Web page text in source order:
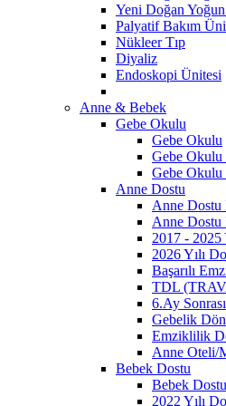
Yeni Doğan
Palyatif Bakım
Nükleer Tıp
Diyaliz
Endoskopi Ünitesi
Anne & Bebek
Gebe Okulu
Gebe Okulu
Gebe Okulu
Gebe Okulu
Anne Dostu
Anne Dostu
Anne Dostu
2017 - 2025
2026 Yılı
Başarılı
TDL
6.Ay
Gebelik
Emziklilik
Anne Oteli/
Bebek Dostu
Bebek
2022 Yılı